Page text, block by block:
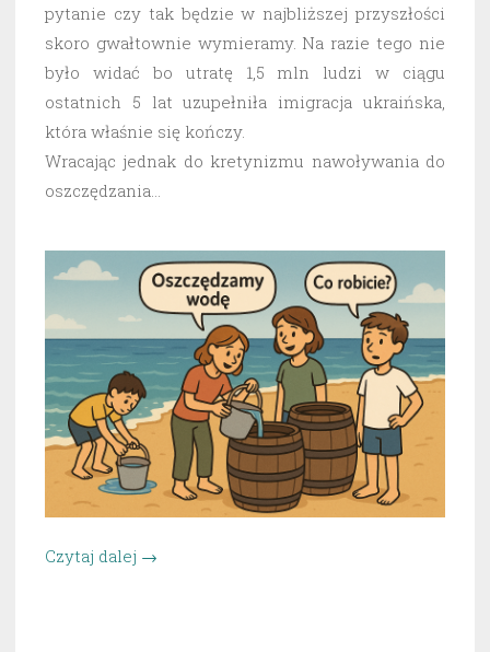
pytanie czy tak będzie w najbliższej przyszłości
skoro gwałtownie wymieramy. Na razie tego nie
było widać bo utratę 1,5 mln ludzi w ciągu
ostatnich 5 lat uzupełniła imigracja ukraińska,
która właśnie się kończy.
Wracając jednak do kretynizmu nawoływania do
oszczędzania…
Czytaj dalej „Oszczędzanie,
→